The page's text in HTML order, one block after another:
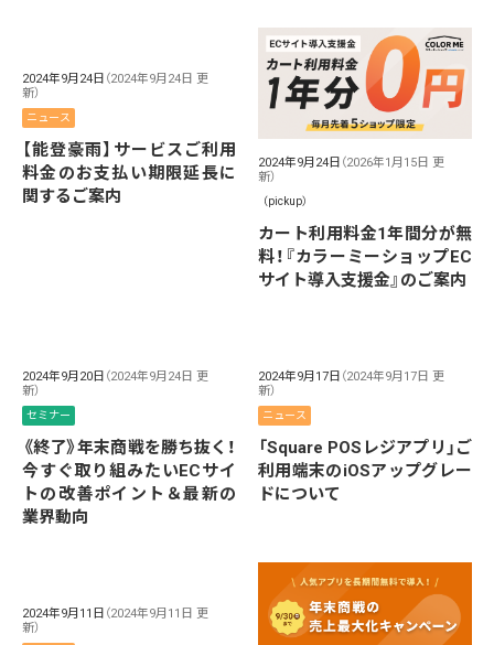
2024年9月24日 （2024年9月24日 更
新）
ニュース
【能登豪雨】サービスご利用
料金のお支払い期限延長に
関するご案内
2024年9月24日 （2026年1月15日 更
新）
（pickup）
カート利用料金1年間分が無
料！『カラーミーショップEC
サイト導入支援金』のご案内
2024年9月20日 （2024年9月24日 更
新）
セミナー
《終了》年末商戦を勝ち抜く！
今すぐ取り組みたいECサイ
トの改善ポイント＆最新の
業界動向
2024年9月17日 （2024年9月17日 更
新）
ニュース
「Square POSレジアプリ」ご
利用端末のiOSアップグレー
ドについて
2024年9月11日 （2024年9月11日 更
新）